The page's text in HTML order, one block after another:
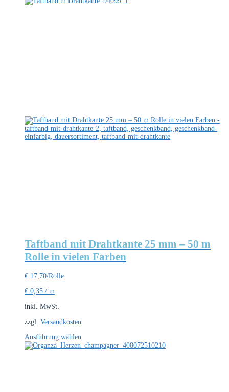
Taftband mit Drahtkante 25 mm – 50 m
Rolle in vielen Farben
€ 17,70/Rolle
€ 0,35 / m
inkl. MwSt.
zzgl. Versandkosten
Ausführung wählen
Produkt